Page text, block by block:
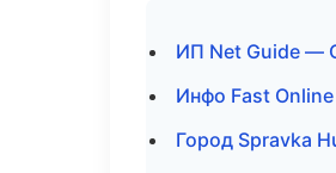
ИП Net Guide —
Инфо Fast
Город Spravka